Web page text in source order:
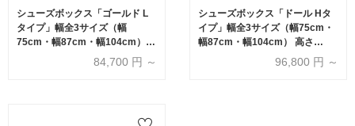
シューズボックス「ゴールド L
タイプ」幅全3サイズ（幅
75cm・幅87cm・幅104cm）
84,700 円 ～
シューズボックス「ドール Hタ
イプ」幅全3サイズ（幅75cm・
幅87cm・幅104cm） 高さ
96,800 円 ～